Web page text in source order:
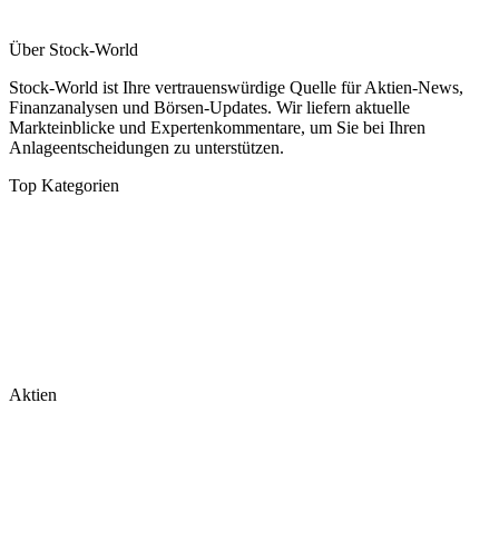
Über Stock-World
Stock-World ist Ihre vertrauenswürdige Quelle für Aktien-News,
Finanzanalysen und Börsen-Updates. Wir liefern aktuelle
Markteinblicke und Expertenkommentare, um Sie bei Ihren
Anlageentscheidungen zu unterstützen.
Top Kategorien
Aktien